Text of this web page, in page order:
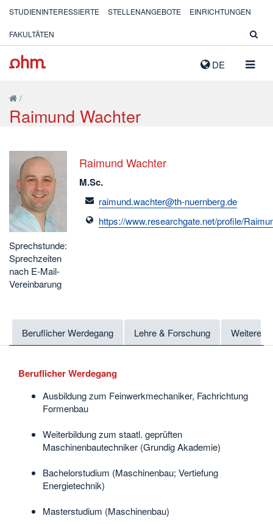
DE
STUDIENINTERESSIERTE STELLENANGEBOTE EINRICHTUNGEN
FAKULTÄTEN
/
Raimund Wachter
Sprechstunde:
Sprechzeiten
nach E-Mail-
Vereinbarung
Raimund Wachter
M.Sc.
email
raimund.wachter@th-nuernberg.de
https://www.researchgate.net/profile/
Beruflicher Werdegang Lehre & Forschung Weitere
Beruflicher Werdegang
Ausbildung zum Feinwerkmechaniker, Fachrichtung
Formenbau
Weiterbildung zum staatl. geprüften
Maschinenbautechniker (Grundig Akademie)
Bachelorstudium (Maschinenbau; Vertiefung
Energietechnik)
Masterstudium (Maschinenbau)